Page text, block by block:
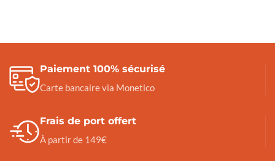
Paiement 100% sécurisé
Carte bancaire via Monetico
Frais de port offert
À partir de 149€